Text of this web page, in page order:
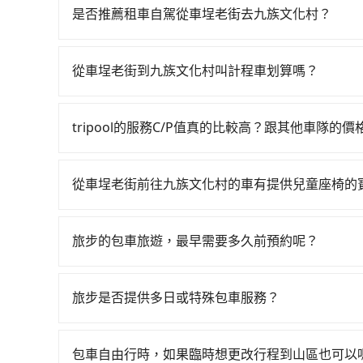
23:32，新竹-台中一天最多有61班次高鐵可搭乘
前排班的計程車，搭上小黃後約花70分鐘、車費
tripool並到府專車接送，則僅需花費約3,390元，
是否推薦租車自駕從車埕老街去九族文化村？
天就要來回，那在新竹路邊可隨租隨借的iRent應
估進去，但額外的汽車保險與可能的罰單都需自
理，每一次租車都好像在開樂透一樣。另外，偶
遇到下雨天或者載行李時，就顯得非常不便。
從車埕老街到九族文化村叫計程車划算嗎？
算，價格約為4,720~5,700元間，但如改預約
342輛計程車，建議事先做好規劃。綜合以上，
tripool的服務C/P值真的比較高？跟其他車隊的價
的台灣大車隊、大都會、LINE Taxi、Uber，機
務，是絕大多數乘客出行的最佳選擇。
從車埕老街前往九族文化村的車有提供兒童座椅的
全帶，則需使用嬰兒/兒童座椅或輔以增高墊。如
旅步的包車旅遊，最早需要多久前預約呢？
不妨趁早訂購，享受更划算的價格。
旅步是否提供多日或特殊包車服務？
包車自由行時，如果臨時想更改行程到山區也可以